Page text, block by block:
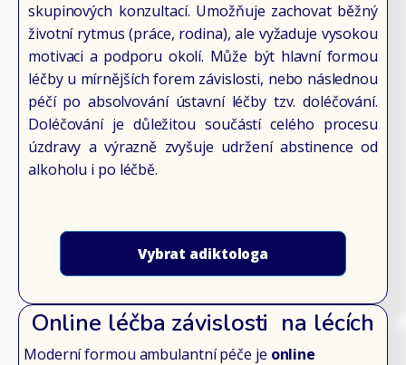
skupinových konzultací. Umožňuje zachovat běžný
životní rytmus (práce, rodina), ale vyžaduje vysokou
motivaci a podporu okolí. Může být hlavní formou
léčby u mírnějších forem závislosti, nebo následnou
péčí po absolvování ústavní léčby tzv. doléčování.
Doléčování je důležitou součástí celého procesu
úzdravy a výrazně zvyšuje udržení abstinence od
alkoholu i po léčbě.
Vybrat adiktologa
Online léčba závislosti na lécích
Moderní formou ambulantní péče je online